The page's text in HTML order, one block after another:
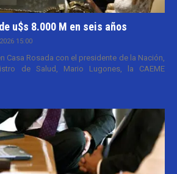
u$s 8.000 M en seis años
15:00
Casa Rosada con el presidente de la Nación,
de Salud, Mario Lugones, la CAEME